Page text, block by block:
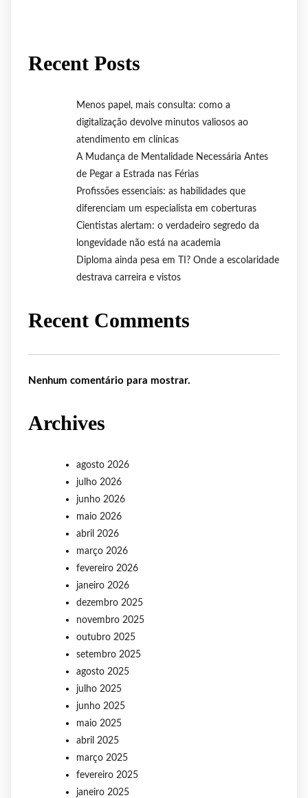
Recent Posts
Menos papel, mais consulta: como a
digitalização devolve minutos valiosos ao
atendimento em clínicas
A Mudança de Mentalidade Necessária Antes
de Pegar a Estrada nas Férias
Profissões essenciais: as habilidades que
diferenciam um especialista em coberturas
Cientistas alertam: o verdadeiro segredo da
longevidade não está na academia
Diploma ainda pesa em TI? Onde a escolaridade
destrava carreira e vistos
Recent Comments
Nenhum comentário para mostrar.
Archives
agosto 2026
julho 2026
junho 2026
maio 2026
abril 2026
março 2026
fevereiro 2026
janeiro 2026
dezembro 2025
novembro 2025
outubro 2025
setembro 2025
agosto 2025
julho 2025
junho 2025
maio 2025
abril 2025
março 2025
fevereiro 2025
janeiro 2025